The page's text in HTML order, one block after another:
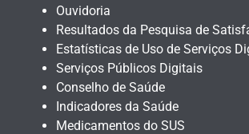
Ouvidoria
Resultados da Pesquisa de
Estatísticas de Uso de Serviços
Serviços Públicos Digitais
Conselho de Saúde
Indicadores da Saúde
Medicamentos do SUS